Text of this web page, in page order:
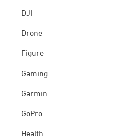
DJI
Drone
Figure
Gaming
Garmin
GoPro
Health